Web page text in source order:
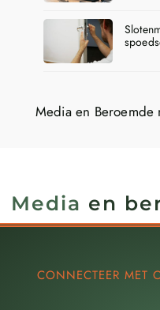
Media en Beroemde
Media en
CONNECTEER MET